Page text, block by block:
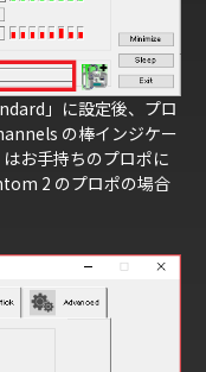
」に設定後、プロ
の棒インジケー
お手持ちのプロポに
2 のプロポの場合